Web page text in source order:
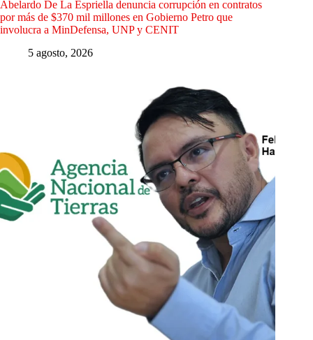
Abelardo De La Espriella denuncia corrupción en contratos
por más de $370 mil millones en Gobierno Petro que
involucra a MinDefensa, UNP y CENIT
5 agosto, 2026